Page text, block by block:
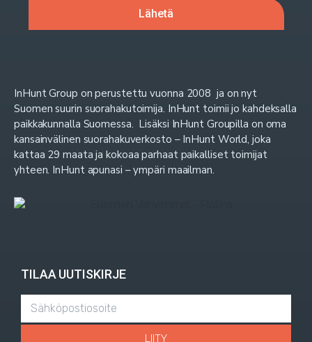
InHunt Group on perustettu vuonna 2008 ja on nyt
Suomen suurin suorahakutoimija. InHunt toimii jo kahdeksalla
paikkakunnalla Suomessa. Lisäksi InHunt Groupilla on oma
kansainvälinen suorahakuverkosto – InHunt World, joka
kattaa 29 maata ja kokoaa parhaat paikalliset toimijat
yhteen. InHunt apunasi – ympäri maailman.
TILAA UUTISKIRJE
LIITY